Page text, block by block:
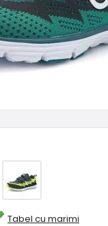
Tabel cu marimi